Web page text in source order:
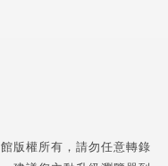
版權所有，請勿任意轉錄